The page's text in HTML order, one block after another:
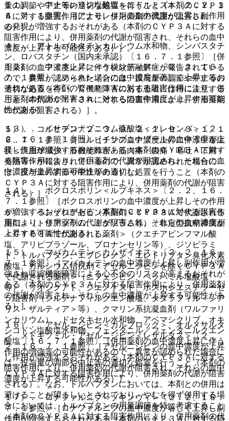
量の調節や中止等の適切な処置を行うこと（本剤のＣＹＰ３
Ａに対する阻害作用により、併用薬剤の代謝が阻害され
る）］。
４）． アトルバスタチンカルシウム水和物、シンバスタチ
ン、ロバスタチン（国内未承認）〔１６．７．１参照〕［併
用薬剤の血中濃度上昇に伴う横紋筋融解症が報告されている
ので、異常が認められた場合には、投与量の調節や中止等の
適切な処置を行い、腎機能障害のある患者には特に注意する
こと（本剤のＣＹＰ３Ａに対する阻害作用により、併用薬剤
の代謝が阻害される）］。
５）． コルヒチン〔２．３、９．２．１、９．３．１、１
６．７．１参照〕［コルヒチンの血中濃度上昇に伴う中毒症
状＜汎血球減少・肝機能障害・筋肉痛・腹痛・嘔吐・下痢・
発熱等＞が報告されているので、異常が認められた場合に
は、投与量の調節や中止等の適切な処置を行うこと（本剤の
ＣＹＰ３Ａに対する阻害作用により、併用薬剤の代謝が阻害
される）］。
６）． ベンゾジアゼピン系薬剤＜ＣＹＰ３Ａで代謝される
薬剤＞（トリアゾラム、ミダゾラム等）、非定型抗精神病薬
＜ＣＹＰ３Ａで代謝される薬剤＞（クエチアピンフマル酸
塩、アリピプラゾール、ブロナンセリン等）、ジソピラミ
ド、トルバプタン、エプレレノン、エレトリプタン臭化水素
酸塩、カルシウム拮抗剤＜アゼルニジピンを除くＣＹＰ３Ａ
で代謝される薬剤＞（ニフェジピン、ベラパミル塩酸塩
等）、リオシグアト、ジエノゲスト、ホスホジエステラーゼ
５阻害剤（シルデナフィルクエン酸塩、タダラフィル＜シア
リス・ザルティア＞等）、クマリン系抗凝血剤（ワルファリ
ンカリウム）、ドセタキセル水和物、アベマシクリブ、オキ
シコドン塩酸塩水和物、フェンタニル／フェンタニルクエン
酸塩〔１６．７．１参照〕［併用薬剤の血中濃度上昇に伴う
作用の増強等の可能性があるので、異常が認められた場合に
は、投与量の調節や中止等の適切な処置を行うこと（本剤の
ＣＹＰ３Ａに対する阻害作用により、併用薬剤の代謝が阻害
される）。なお、トルバプタンにおいては、本剤との併用は
避けることが望ましいとされており、やむを得ず併用する場
合においては、トルバプタンの用量調節を特に考慮すること
（本剤のＣＹＰ３Ａに対する阻害作用により、併用薬剤の代
１１）． アナモレリン塩酸塩＜エドルミズ＞〔２．２、１
６．７．１参照〕［アナモレリンの血中濃度が上昇し副作用
の発現が増強するおそれがある（本剤のＣＹＰ３Ａに対する
阻害作用により、併用薬剤の代謝が阻害され、それらの血中
濃度が上昇する可能性がある）］。
１２）． フィネレノン＜ケレンディア＞〔２．２、１６．
７．１参照〕［フィネレノンの血中濃度が著しく上昇するお
それがある（本剤のＣＹＰ３Ａに対する阻害作用により、併
用薬剤の代謝が阻害され、それらの血中濃度が上昇する可能
性がある）］。
１３）． イサブコナゾニウム硫酸塩＜クレセンバ＞〔２．
２、１６．７．１参照〕［イサブコナゾールの血中濃度が上
昇し作用が増強するおそれがある（本剤のＣＹＰ３Ａに対す
る阻害作用により、併用薬剤の代謝が阻害され、それらの血
中濃度が上昇する可能性がある）］。
１４）． ボクロスポリン＜ルプキネス＞〔２．２、１６．
７．１参照〕［ボクロスポリンの血中濃度が上昇しその作用
が増強するおそれがある（本剤のＣＹＰ３Ａに対する阻害作
用により、併用薬剤の代謝が阻害され、それらの血中濃度が
上昇する可能性がある）］。
１５）． マバカムテン＜カムザイオス＞〔２．２、１６．
７．１参照〕［マバカムテンの血中濃度が上昇し副作用が増
強され収縮機能障害による心不全のリスクが高まるおそれが
ある（本剤のＣＹＰ３Ａに対する阻害作用により、併用薬剤
の代謝が阻害され、それらの血中濃度が上昇する可能性があ
る）］。
１６）． アゼルニジピン＜カルブロック＞、オルメサルタ
ン メドキソミル・アゼルニジピン＜レザルタス＞〔２．
２、１６．７．１参照〕［アゼルニジピンの血中濃度が上昇
し作用が増強するおそれがある（本剤のＣＹＰ３Ａに対する
阻害作用により、併用薬剤の代謝が阻害され、それらの血中
濃度が上昇する可能性がある）］。
１７）． ロナファルニブ＜ゾキンヴィ＞〔２．２、１６．
７．１参照〕［ロナファルニブの血中濃度が著しく上昇し副
作用が増強するおそれがある（本剤のＣＹＰ３Ａに対する阻